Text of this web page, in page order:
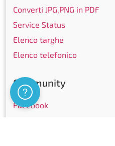
Converti JPG,PNG in PDF
Service Status
Elenco targhe
Elenco telefonico
Community
Facebook